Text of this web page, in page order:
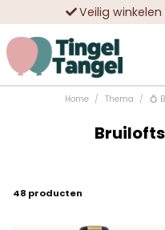
Veilig
Home Thema 💍
48 producten